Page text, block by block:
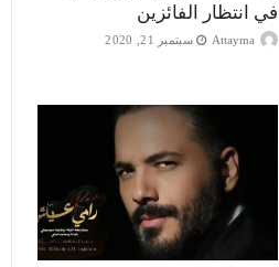
في انتظار الفائزين
Attayma سبتمبر 21, 2020